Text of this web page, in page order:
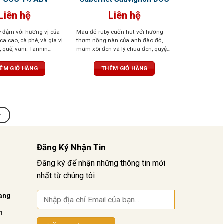
hệ
đậm với hương vị của
cao, cà phê, và gia vị
quế, vani. Tannin
hợp
GIỎ HÀNG
Liên hệ
Màu đỏ ruby cuốn hút với hương
thơm nồng nàn của anh đào đỏ,
mâm xôi đen và lý chua đen, quyện
thuốc lá và tiêu đen. Cấu trúc tốt,
tannin mềm mại và axit cân bằng,
THÊM GIỎ HÀNG
Đăng Ký Nhận Tin
Đăng ký để nhận những thông tin mới
nhất từ chúng tôi